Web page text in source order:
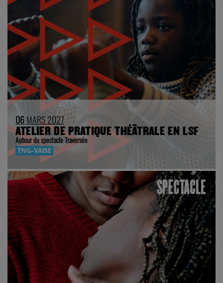
06MARS 2027
ATELIER DE PRATIQUE THÉÂTRALE EN LSF
Autour du spectacle Traversée
TNG-VAISE